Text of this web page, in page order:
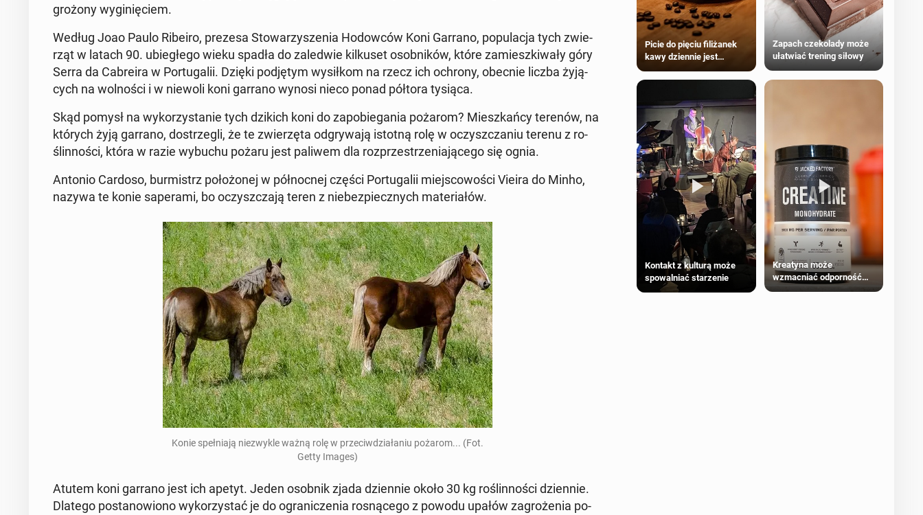
gro­żo­ny wy­gi­nię­ciem.
Według Joao Paulo Ribeiro, prezesa Sto­wa­rzy­sze­nia Ho­dow­ców Koni Garrano, po­pu­la­cja tych zwie­
rząt w latach 90. ubie­głe­go wieku spadła do za­le­d­wie kil­ku­set osob­ni­ków, które za­miesz­ki­wa­ły góry
Serra da Ca­bre­ira w Por­tu­ga­lii. Dzięki pod­ję­tym wy­sił­kom na rzecz ich ochrony, obecnie liczba ży­ją­
cych na wol­no­ści i w niewoli koni garrano wynosi nieco ponad półtora tysiąca.
Skąd pomysł na wy­ko­rzy­sta­nie tych dzikich koni do za­po­bie­ga­nia pożarom? Miesz­kań­cy terenów, na
których żyją garrano, do­strze­gli, że te zwie­rzę­ta od­gry­wa­ją istotną rolę w oczysz­cza­niu terenu z ro­
ślin­no­ści, która w razie wybuchu pożaru jest paliwem dla roz­prze­strze­nia­ją­ce­go się ognia.
Antonio Cardoso, bur­mistrz po­ło­żo­nej w pół­noc­nej części Por­tu­ga­lii miej­sco­wo­ści Vieira do Minho,
nazywa te konie sa­pe­ra­mi, bo oczysz­cza­ją teren z nie­bez­piecz­nych ma­te­ria­łów.
Konie speł­nia­ją nie­zwy­kle ważną rolę w prze­ciw­dzia­ła­niu pożarom... (Fot.
Getty Images)
Atutem koni garrano jest ich apetyt. Jeden osobnik zjada dzien­nie około 30 kg ro­ślin­no­ści dzien­nie.
Dlatego po­sta­no­wio­no wy­ko­rzy­stać je do ogra­ni­cze­nia ro­sną­ce­go z powodu upałów za­gro­że­nia po­
Picie do pięciu filiżanek
kawy dziennie jest
większości dorosłych
Zapach czekolady może
ułatwiać trening siłowy
Kontakt z kulturą może
spowalniać starzenie
Kreatyna może
wzmacniać odporność
przeciw nowotworom